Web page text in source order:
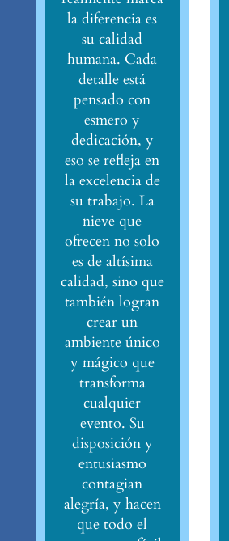
la diferencia es
su calidad
humana. Cada
detalle está
pensado con
esmero y
dedicación, y
eso se refleja en
la excelencia de
su trabajo. La
nieve que
ofrecen no solo
es de altísima
calidad, sino que
también logran
crear un
ambiente único
y mágico que
transforma
cualquier
evento. Su
disposición y
entusiasmo
contagian
alegría, y hacen
que todo el